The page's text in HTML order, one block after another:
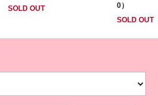
SOLD OUT
0）
SOLD OUT